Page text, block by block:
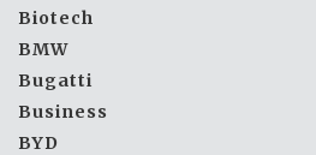
Biotech
BMW
Bugatti
Business
BYD